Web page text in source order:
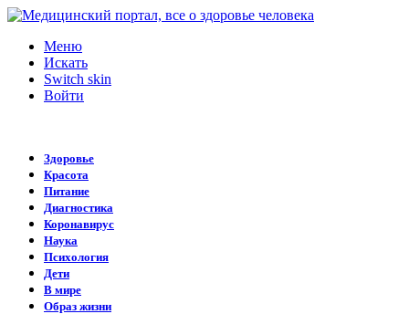
Меню
Искать
Switch skin
Войти
Здоровье
Красота
Питание
Диагностика
Коронавирус
Наука
Психология
Дети
В мире
Образ жизни